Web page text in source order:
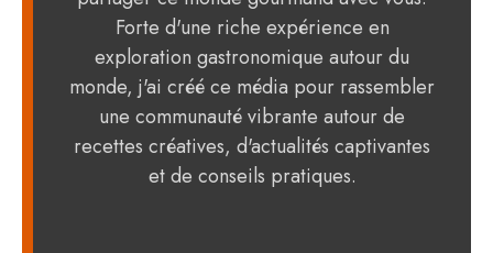
Forte d'une riche expérience en
exploration gastronomique autour du
monde, j'ai créé ce média pour rassembler
une communauté vibrante autour de
recettes créatives, d'actualités captivantes
et de conseils pratiques.